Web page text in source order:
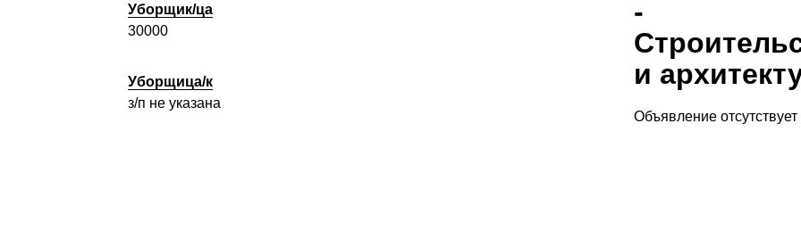
-
и
Объявление отсутствует
Уборщик/ца
30000
Уборщица/к
з/п не указана